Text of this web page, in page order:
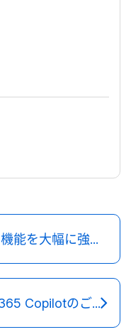
Box、AIプラットフォームの機能を大幅に強化し、強力なAIエージェントを企業のコンテンツに取り込む
Box AI Agent for Microsoft 365 Copilotのご紹介